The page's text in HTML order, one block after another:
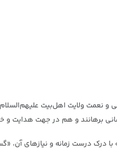
و نعمت ولایت اهل‌بیت
برهانند و هم در جهت هدایت و
درک درست زمانه و نیازهای